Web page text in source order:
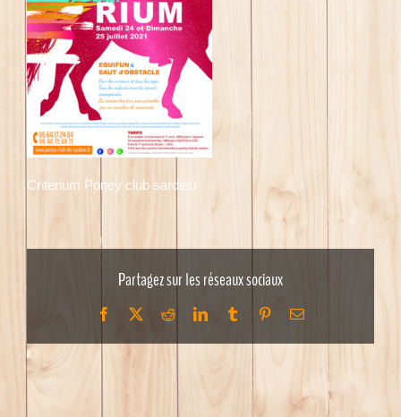
Criterium Poney club sardieu
Partagez sur les réseaux sociaux
Facebook RedditLinkedInTumblr PinterestEmail